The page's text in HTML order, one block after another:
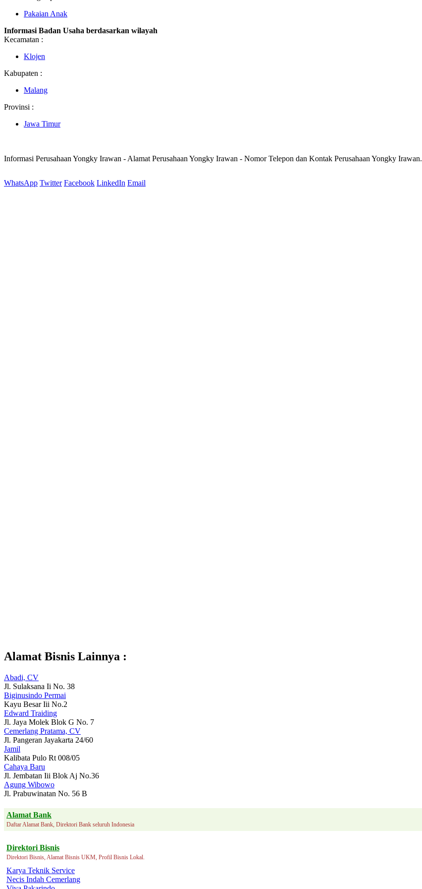
Pakaian Anak
Informasi Badan Usaha berdasarkan wilayah
Kecamatan :
Klojen
Kabupaten :
Malang
Provinsi :
Jawa Timur
Informasi Perusahaan Yongky Irawan - Alamat Perusahaan Yongky Irawan - Nomor Telepon dan Kontak Perusahaan Yongky Irawan.
WhatsApp Twitter Facebook LinkedIn Email
Alamat Bisnis Lainnya :
Abadi, CV
Jl. Sulaksana Ii No. 38
Biginusindo Permai
Kayu Besar Iii No.2
Edward Traiding
Jl. Jaya Molek Blok G No. 7
Cemerlang Pratama, CV
Jl. Pangeran Jayakarta 24/60
Jamil
Kalibata Pulo Rt 008/05
Cahaya Baru
Jl. Jembatan Iii Blok Aj No.36
Agung Wibowo
Jl. Prabuwinatan No. 56 B
Alamat Bank
Daftar Alamat Bank, Direktori Bank seluruh Indonesia
Direktori Bisnis
Direktori Bisnis, Alamat Bisnis UKM, Profil Bisnis Lokal.
Karya Teknik Service
Necis Indah Cemerlang